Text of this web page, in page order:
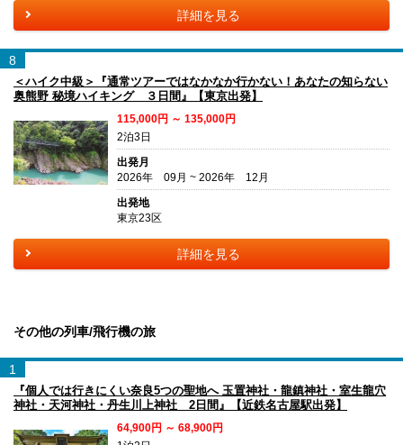
詳細を見る
8
＜ハイク中級＞『通常ツアーではなかなか行かない！あなたの知らない
奥熊野 秘境ハイキング ３日間』【東京出発】
115,000円 ～ 135,000円
2泊3日
出発月
2026年 09月 ~ 2026年 12月
出発地
東京23区
詳細を見る
その他の列車/飛行機の旅
1
『個人では行きにくい奈良5つの聖地へ 玉置神社・龍鎮神社・室生龍穴
神社・天河神社・丹生川上神社 2日間』【近鉄名古屋駅出発】
64,900円 ～ 68,900円